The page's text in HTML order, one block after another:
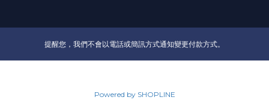
提醒您，我們不會以電話或簡訊方式通知變更付款方式。
Powered by SHOPLINE